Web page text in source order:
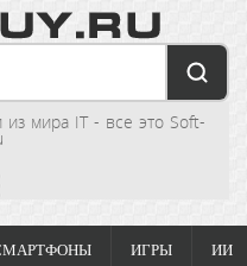
мира IT - все это Soft-
ИГРЫ ИИ